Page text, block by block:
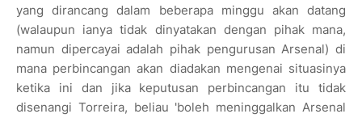
yang dirancang dalam beberapa minggu akan datang
(walaupun ianya tidak dinyatakan dengan pihak mana,
namun dipercayai adalah pihak pengurusan Arsenal) di
mana perbincangan akan diadakan mengenai situasinya
ketika ini dan jika keputusan perbincangan itu tidak
disenangi Torreira, beliau 'boleh meninggalkan Arsenal